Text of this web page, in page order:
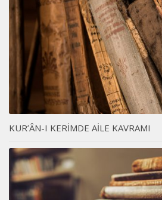
KUR’ÂN-I KERİMDE AİLE KAVRAMI